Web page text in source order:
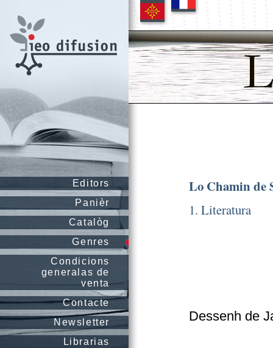
Editors
Panièr
Catalòg
Genres
Condicions
generalas de
venta
Contacte
Newsletter
Librarias
Lo Chamin de
1. Literatura
Dessenh de